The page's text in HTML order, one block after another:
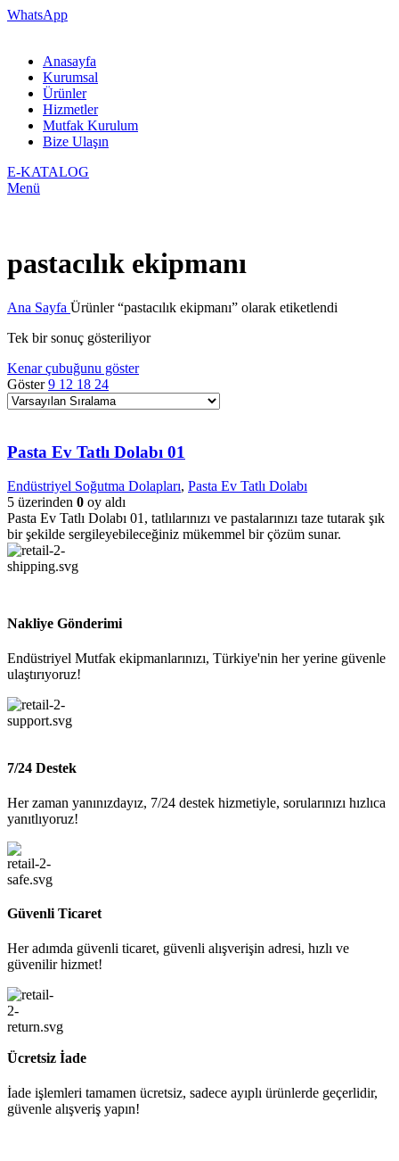
WhatsApp
Anasayfa
Kurumsal
Ürünler
Hizmetler
Mutfak Kurulum
Bize Ulaşın
E-KATALOG
Menü
pastacılık ekipmanı
Ana Sayfa Ürünler “pastacılık ekipmanı” olarak etiketlendi
Tek bir sonuç gösteriliyor
Kenar çubuğunu göster
Göster9 12 18 24
Pasta Ev Tatlı Dolabı 01
Endüstriyel Soğutma Dolapları, Pasta Ev Tatlı Dolabı
5 üzerinden 0 oy aldı
Pasta Ev Tatlı Dolabı 01, tatlılarınızı ve pastalarınızı taze tutarak şık
bir şekilde sergileyebileceğiniz mükemmel bir çözüm sunar.
Nakliye Gönderimi
Endüstriyel Mutfak ekipmanlarınızı, Türkiye'nin her yerine güvenle
ulaştırıyoruz!
7/24 Destek
Her zaman yanınızdayız, 7/24 destek hizmetiyle, sorularınızı hızlıca
yanıtlıyoruz!
Güvenli Ticaret
Her adımda güvenli ticaret, güvenli alışverişin adresi, hızlı ve
güvenilir hizmet!
Ücretsiz İade
İade işlemleri tamamen ücretsiz, sadece ayıplı ürünlerde geçerlidir,
güvenle alışveriş yapın!